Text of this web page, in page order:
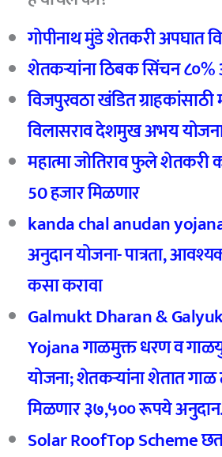
गोपीनाथ मुंडे शेतकरी अपघात
शेतकऱ्यांना ठिबक सिंचन ८०%
विजपुरवठा खंडित
विलासराव देशमुख अभय
महात्मा जोतिराव फुले शेतकरी
50 हजार मिळणार
kanda chal anudan
अनुदान योजना- पात्रता,
कसा करावा
Galmukt Dharan &
Yojanaगाळमुक्त धरण व
योजना;शेतकऱ्यांना शेतात गाळ
मिळणार ३७,५०० रूपये
Solar RoofTop Scheme